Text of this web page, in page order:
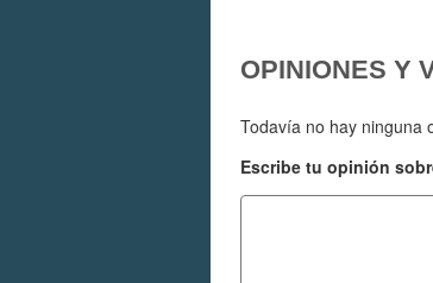
OPINIONES Y
Todavía no hay ninguna
Escribe tu opinión